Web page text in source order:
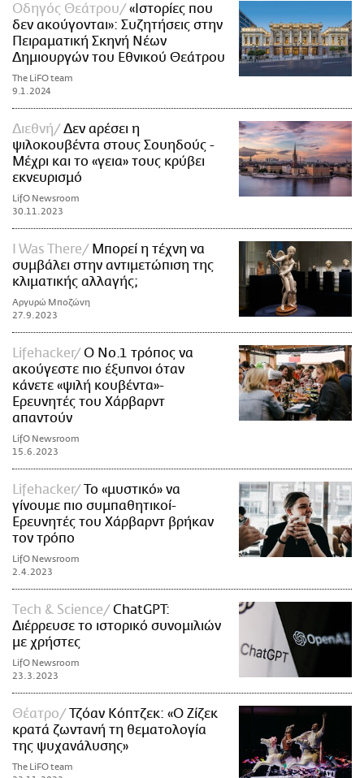
Οδηγός Θεάτρου
«Ιστορίες που
δεν ακούγονται»: Συζητήσεις στην
Πειραματική Σκηνή Νέων
Δημιουργών του Εθνικού Θεάτρου
The LiFO team
9.1.2024
Διεθνή
Δεν αρέσει η
ψιλοκουβέντα στους Σουηδούς -
Μέχρι και το «γεια» τους κρύβει
εκνευρισμό
LifO Newsroom
30.11.2023
I Was There
Μπορεί η τέχνη να
συμβάλει στην αντιμετώπιση της
κλιματικής αλλαγής;
Αργυρώ Μποζώνη
27.9.2023
Lifehacker
Ο Νο.1 τρόπος να
ακούγεστε πιο έξυπνοι όταν
κάνετε «ψιλή κουβέντα»-
Ερευνητές του Χάρβαρντ
απαντούν
LifO Newsroom
15.6.2023
Lifehacker
Το «μυστικό» να
γίνουμε πιο συμπαθητικοί-
Ερευνητές του Χάρβαρντ βρήκαν
τον τρόπο
LifO Newsroom
2.4.2023
Τech & Science
ChatGPT:
Διέρρευσε το ιστορικό συνομιλιών
με χρήστες
LifO Newsroom
23.3.2023
Θέατρο
Τζόαν Κόπτζεκ: «O Ζίζεκ
κρατά ζωντανή τη θεματολογία
της ψυχανάλυσης»
The LiFO team